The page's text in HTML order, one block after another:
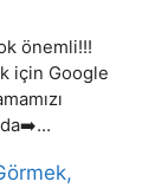
önemli!!!
için Google